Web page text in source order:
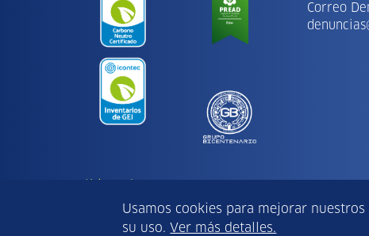
Correo
Copyright Ⓒ | 2026 - Todos los derechos
Usamos cookies para mejorar
su uso. Ver más detalles.